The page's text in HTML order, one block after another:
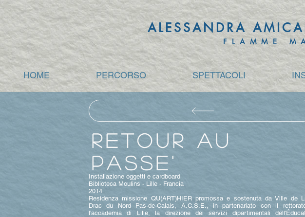
ALESSANDRA
FLAMME
HOME PERCORSO SPETTACOLI
RETOUR AU
PASSE'
Installazione oggetti e cardboard
Biblioteca Moulins - Lille - Francia
2014
Residenza missione QU(ART)HIER promossa e sostenuta da Ville de
Drac du Nord Pas-de-Calais, A.C.S.E., in partenariato con il
l'accademia di Lille, la direzione dei servizi dipartimentali